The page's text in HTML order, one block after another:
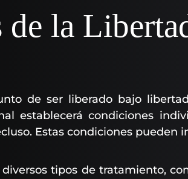
de la
de ser liberado bajo
establecerá condiciones
Estas condiciones pueden
tipos de tratamiento,